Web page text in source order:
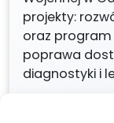
projekty:
oraz program
poprawa
diagnostyki i